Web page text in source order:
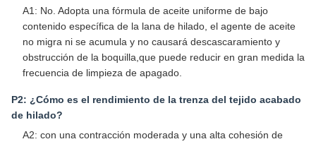
A1: No. Adopta una fórmula de aceite uniforme de bajo
contenido específica de la lana de hilado, el agente de aceite
no migra ni se acumula y no causará descascaramiento y
obstrucción de la boquilla,que puede reducir en gran medida la
frecuencia de limpieza de apagado.
P2: ¿Cómo es el rendimiento de la trenza del tejido acabado
de hilado?
A2: con una contracción moderada y una alta cohesión de